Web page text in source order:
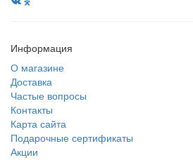
Информация
О магазине
Доставка
Частые вопросы
Контакты
Карта сайта
Подарочные сертификаты
Акции